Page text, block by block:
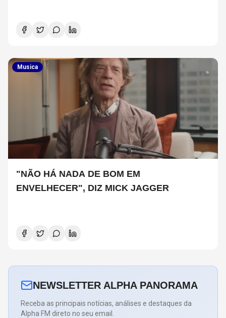
Musica
"NÃO HÁ NADA DE BOM EM
ENVELHECER", DIZ MICK JAGGER
NEWSLETTER ALPHA PANORAMA
Receba as principais notícias, análises e destaques da
Alpha FM direto no seu email.